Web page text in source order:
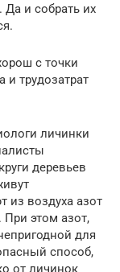
и собрать их
с точки
и трудозатрат
личинки
деревьев
из воздуха азот
При этом азот,
для
способ,
от личинок